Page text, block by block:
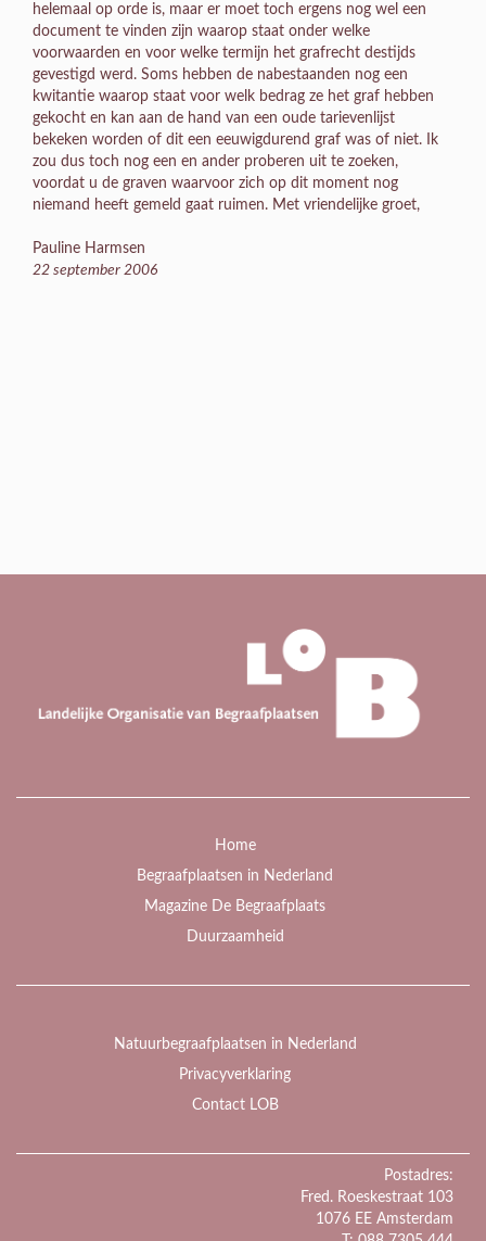
helemaal op orde is, maar er moet toch ergens nog wel een
document te vinden zijn waarop staat onder welke
voorwaarden en voor welke termijn het grafrecht destijds
gevestigd werd. Soms hebben de nabestaanden nog een
kwitantie waarop staat voor welk bedrag ze het graf hebben
gekocht en kan aan de hand van een oude tarievenlijst
bekeken worden of dit een eeuwigdurend graf was of niet. Ik
zou dus toch nog een en ander proberen uit te zoeken,
voordat u de graven waarvoor zich op dit moment nog
niemand heeft gemeld gaat ruimen. Met vriendelijke groet,
Pauline Harmsen
22 september 2006
Home
Begraafplaatsen in Nederland
Magazine De Begraafplaats
Duurzaamheid
Natuurbegraafplaatsen in Nederland
Privacyverklaring
Contact LOB
Postadres:
Fred. Roeskestraat 103
1076 EE Amsterdam